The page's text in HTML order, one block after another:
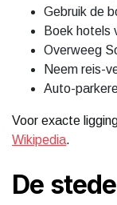
Gebruik de
Boek hotels
Overweeg
Neem reis-
Auto-
Voor exacte
Wikipedia.
De